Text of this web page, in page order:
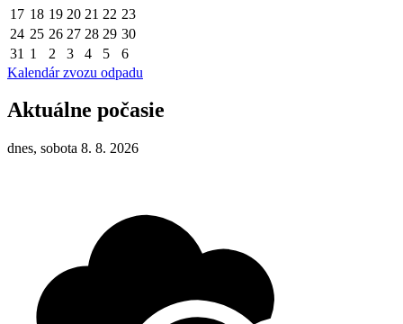
17 18 19 20 21 22 23
24 25 26 27 28 29 30
31 1 2 3 4 5
6
Kalendár zvozu odpadu
Aktuálne počasie
dnes, sobota 8. 8. 2026